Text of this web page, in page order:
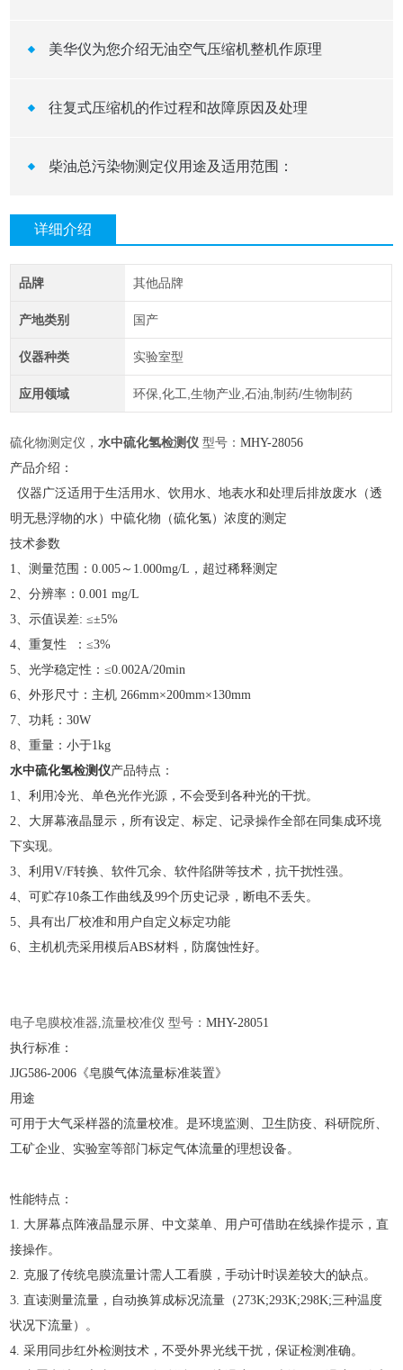
美华仪为您介绍无油空气压缩机整机作原理
往复式压缩机的作过程和故障原因及处理
柴油总污染物测定仪用途及适用范围：
详细介绍
品牌 其他品牌
产地类别 国产
仪器种类 实验室型
应用领域 环保,化工,生物产业,石油,制药/生物制药
硫化物测定仪，水中硫化氢检测仪 型号：MHY-28056
产品介绍：
仪器广泛适用于生活用水、饮用水、地表水和处理后排放废水（透
明无悬浮物的水）中硫化物（硫化氢）浓度的测定
技术参数
1、测量范围：0.005～1.000mg/L，超过稀释测定
2、分辨率：0.001 mg/L
3、示值误差: ≤±5%
4、重复性 ：≤3%
5、光学稳定性：≤0.002A/20min
6、外形尺寸：主机 266mm×200mm×130mm
7、功耗：30W
8、重量：小于1kg
水中硫化氢检测仪产品特点：
1、利用冷光、单色光作光源，不会受到各种光的干扰。
2、大屏幕液晶显示，所有设定、标定、记录操作全部在同集成环境
下实现。
3、利用V/F转换、软件冗余、软件陷阱等技术，抗干扰性强。
4、可贮存10条工作曲线及99个历史记录，断电不丢失。
5、具有出厂校准和用户自定义标定功能
6、主机机壳采用模后ABS材料，防腐蚀性好。
电子皂膜校准器,流量校准仪 型号：MHY-28051
执行标准：
JJG586-2006《皂膜气体流量标准装置》
用途
可用于大气采样器的流量校准。是环境监测、卫生防疫、科研院所、
工矿企业、实验室等部门标定气体流量的理想设备。
性能特点：
1. 大屏幕点阵液晶显示屏、中文菜单、用户可借助在线操作提示，直
接操作。
2. 克服了传统皂膜流量计需人工看膜，手动计时误差较大的缺点。
3. 直读测量流量，自动换算成标况流量（273K;293K;298K;三种温度
状况下流量）。
4. 采用同步红外检测技术，不受外界光线干扰，保证检测准确。